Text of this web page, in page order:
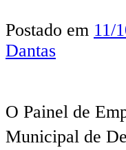
Postado em 11/
Dantas
O Painel de
Municipal de